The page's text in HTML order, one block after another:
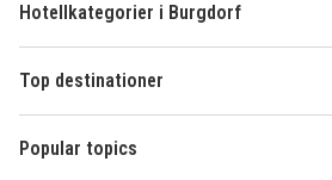
Hotellkategorier i Burgdorf
Top destinationer
Popular topics